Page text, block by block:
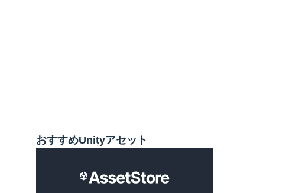
おすすめUnityアセット